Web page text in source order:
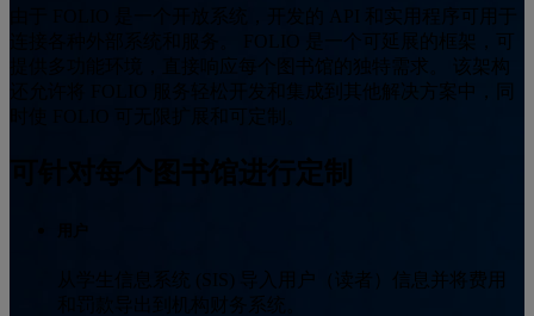
由于 FOLIO 是一个开放系统，开发的 API 和实用程序可用于
连接各种外部系统和服务。 FOLIO 是一个可延展的框架，可
提供多功能环境，直接响应每个图书馆的独特需求。 该架构
还允许将 FOLIO 服务轻松开发和集成到其他解决方案中，同
时使 FOLIO 可无限扩展和可定制。
可针对每个图书馆进行定制
从学生信息系统 (SIS) 导入用户（读者）信息并将费用
和罚款导出到机构财务系统。